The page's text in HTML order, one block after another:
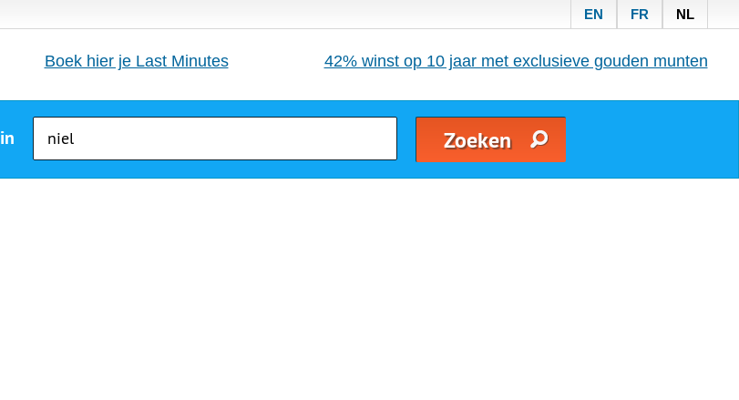
EN FR NL
Boek hier je Last Minutes 42% winst op 10 jaar met exclusieve gouden munten
in